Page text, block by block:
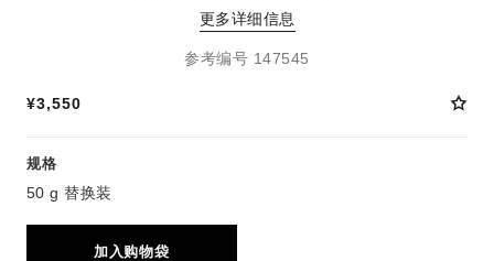
更多详细信息
参考编号 147545
¥3,550
规格
50 g 替换装
加入购物袋